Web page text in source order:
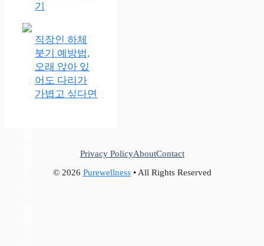
기
직장인 하체
붓기 예방법,
오래 앉아 있
어도 다리가
가볍고 싶다면
© 2026 Purewellness• All Rights Reserved
Privacy PolicyAboutContact